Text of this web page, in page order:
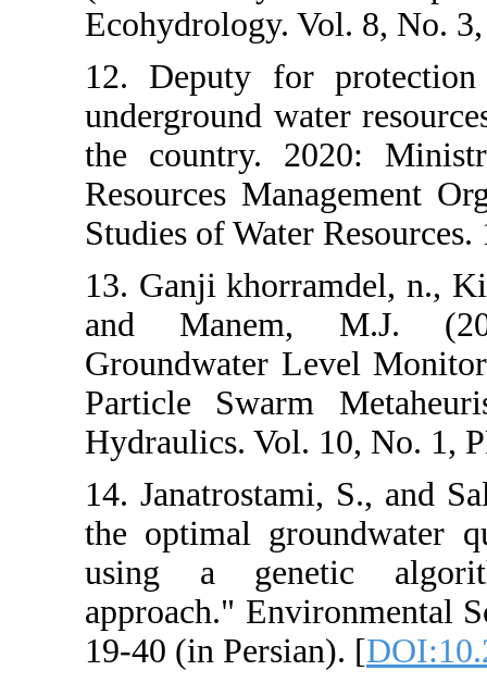
Ecohydrology.
12. Deputy
underground
the country.
Resources
Studies of
13. Ganji
and
Groundwater
Particle
Hydraulics.
14.
the optimal
using a
approach."
19-40 (in